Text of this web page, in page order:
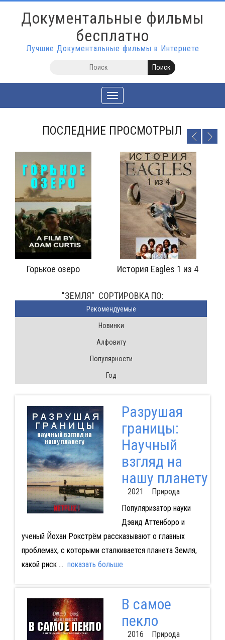
Документальные фильмы
бесплатно
Лучшие Документальные фильмы в Интернете
Toggle
navigation
ПОСЛЕДНИЕ ПРОСМОТРЫЛ
1 из 4 Гипернормализация
"ЗЕМЛЯ" CОРТИРОВКА ПО:
Pекомендуемые
Новинки
Алфовиту
Популярности
Год
Разрушая
границы:
Научный
взгляд на
нашу планету
2021 Природа
Популяризатор науки
Дэвид Аттенборо и
ученый Йохан Рокстрём рассказывают о главных
проблемах, с которыми сталкивается планета Земля,
какой риск ... показать больше
В самое
пекло
2016 Природа